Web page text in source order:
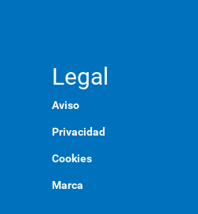
Legal
Aviso
Privacidad
Cookies
Marca